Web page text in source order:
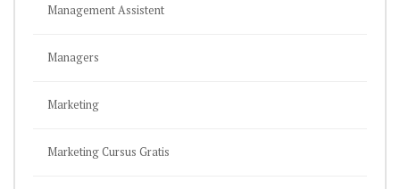
Management Assistent
Managers
Marketing
Marketing Cursus Gratis